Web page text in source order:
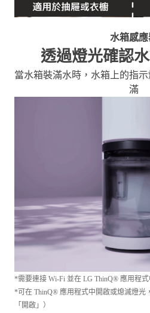
水箱感應
透過燈光確認
當水箱裝滿水時，水箱上的指
滿
*需要連接 Wi-Fi 並在 LG ThinQ® 應用程式
*可在 ThinQ® 應用程式中開啟或熄滅燈光
「開啟」）